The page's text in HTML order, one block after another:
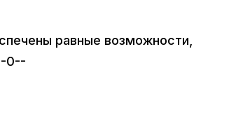
равные возможности,
0--